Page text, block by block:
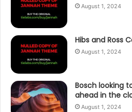
August 1, 2024
Hibs and Ross
August 1, 2024
Bosch looking
ahead in the
August 1, 2024